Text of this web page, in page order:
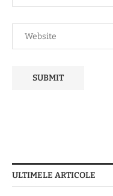
ULTIMELE ARTICOLE